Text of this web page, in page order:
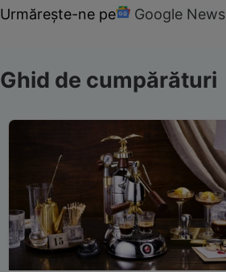
Urmărește-ne pe Google News
Ghid de cumpărături